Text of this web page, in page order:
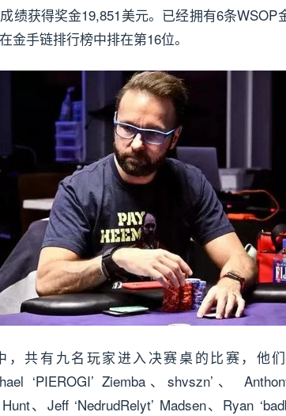
绩获得奖金19,851美元。已经拥有6条
金手链排行榜中排在第16位。
，共有九名玩家进入决赛桌的比赛，他们
‘PIEROGI’ Ziemba、shvszn’、
Hunt、Jeff ‘NedrudRelyt’ Madsen、Ryan